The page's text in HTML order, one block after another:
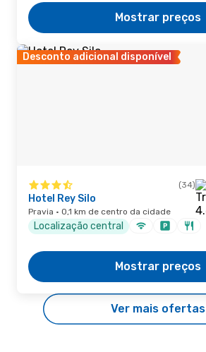
Mostrar preços
Desconto adicional disponível
(34)
Hotel Rey Silo
Pravia · 0,1 km de centro da cidade
Localização central
Mostrar preços
Ver mais ofertas